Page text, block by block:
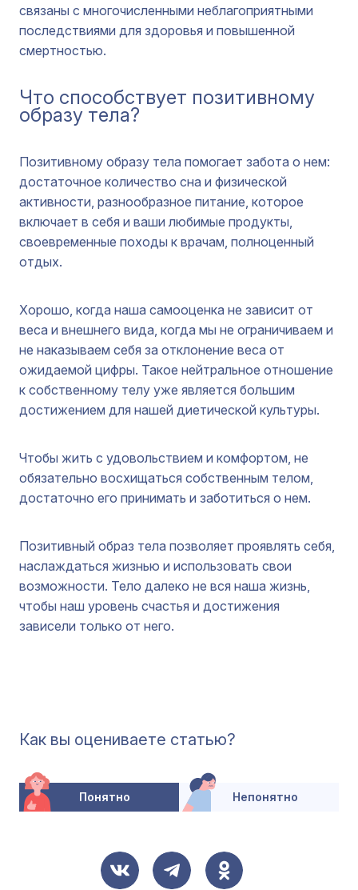
связаны с многочисленными неблагоприятными
последствиями для здоровья и повышенной
смертностью.
Что способствует позитивному
образу тела?
Позитивному образу тела помогает забота о нем:
достаточное количество сна и физической
активности, разнообразное питание, которое
включает в себя и ваши любимые продукты,
своевременные походы к врачам, полноценный
отдых.
Хорошо, когда наша самооценка не зависит от
веса и внешнего вида, когда мы не ограничиваем и
не наказываем себя за отклонение веса от
ожидаемой цифры. Такое нейтральное отношение
к собственному телу уже является большим
достижением для нашей диетической культуры.
Чтобы жить с удовольствием и комфортом, не
обязательно восхищаться собственным телом,
достаточно его принимать и заботиться о нем.
Позитивный образ тела позволяет проявлять себя,
наслаждаться жизнью и использовать свои
возможности. Тело далеко не вся наша жизнь,
чтобы наш уровень счастья и достижения
зависели только от него.
Как вы оцениваете статью?
Понятно Непонятно